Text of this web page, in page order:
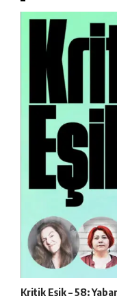
Kritik Eşik – 58: